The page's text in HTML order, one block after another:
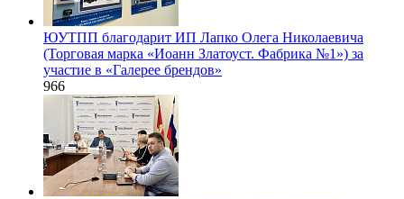
ЮУТПП благодарит ИП Лапко Олега Николаевича
(Торговая марка «Иоанн Златоуст. Фабрика №1») за
участие в «Галерее брендов»
966